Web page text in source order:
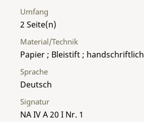
Umfang
2
Material/Technik
Papier ; Bleistift ; handschriftlich
Sprache
Deutsch
Signatur
NA IV A 20 I Nr. 1